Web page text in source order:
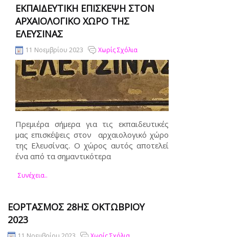
ΕΚΠΑΙΔΕΥΤΙΚΉ ΕΠΊΣΚΕΨΗ ΣΤΟΝ
ΑΡΧΑΙΟΛΟΓΙΚΌ ΧΏΡΟ ΤΗΣ
ΕΛΕΥΣΊΝΑΣ
11 Νοεμβρίου 2023 Χωρίς Σχόλια
Πρεμιέρα σήμερα για τις εκπαιδευτικές
μας επισκέψεις στον αρχαιολογικό χώρο
της Ελευσίνας. Ο χώρος αυτός αποτελεί
ένα από τα σημαντικότερα
Συνέχεια..
ΕΟΡΤΑΣΜΌΣ 28ΗΣ ΟΚΤΩΒΡΊΟΥ
2023